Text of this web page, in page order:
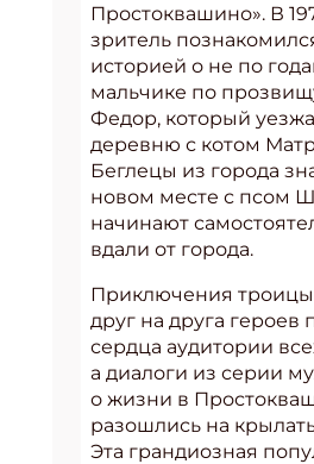
Простоквашино». В
зритель
историей о не по
мальчике по
Федор, который
деревню с котом
Беглецы из города
новом месте с псом
начинают
вдали от города.
Приключения
друг на друга героев
сердца аудитории
а диалоги из серии
о жизни в
разошлись на
Эта грандиозная